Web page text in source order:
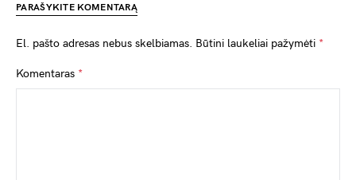
PARAŠYKITE KOMENTARĄ
El. pašto adresas nebus skelbiamas. Būtini laukeliai pažymėti *
Komentaras *